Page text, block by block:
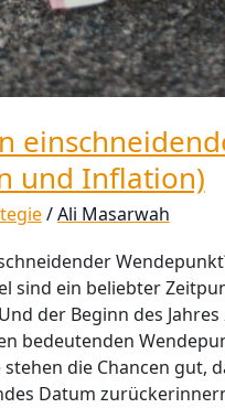
und Inflation)
/Ali Masarwah
sind ein beliebter
der Beginn des
bedeutenden
die Chancen gut,
Datum